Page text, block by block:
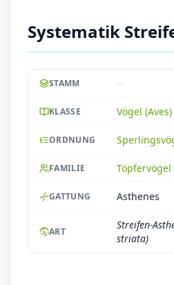
Systematik
STAMM --
KLASSE Vögel (Aves)
ORDNUNG
FAMILIE
GATTUNG Asthenes
ART
Streifen-
striata)